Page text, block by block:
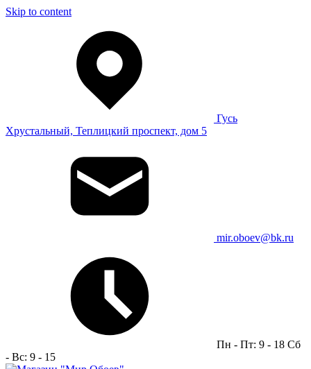
Skip to content
Гусь
Хрустальный, Теплицкий проспект, дом 5
mir.oboev@bk.ru
Пн - Пт: 9 - 18 Сб
- Вс: 9 - 15